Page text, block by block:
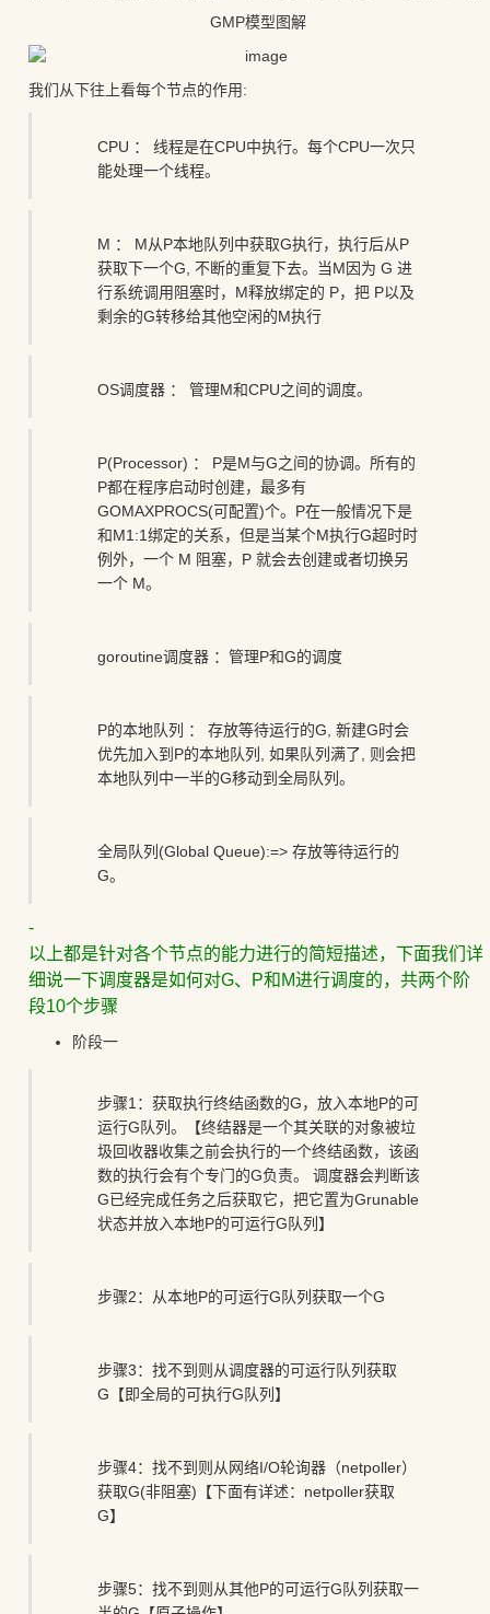
GMP模型图解
我们从下往上看每个节点的作用:
CPU ： 线程是在CPU中执行。每个CPU一次只
能处理一个线程。
M ： M从P本地队列中获取G执行，执行后从P
获取下一个G, 不断的重复下去。当M因为 G 进
行系统调用阻塞时，M释放绑定的 P，把 P以及
剩余的G转移给其他空闲的M执行
OS调度器 ： 管理M和CPU之间的调度。
P(Processor) ： P是M与G之间的协调。所有的
P都在程序启动时创建，最多有
GOMAXPROCS(可配置)个。P在一般情况下是
和M1:1绑定的关系，但是当某个M执行G超时时
例外，一个 M 阻塞，P 就会去创建或者切换另
一个 M。
goroutine调度器 ：管理P和G的调度
P的本地队列 ： 存放等待运行的G, 新建G时会
优先加入到P的本地队列, 如果队列满了, 则会把
本地队列中一半的G移动到全局队列。
全局队列(Global Queue):=> 存放等待运行的
G。
-
以上都是针对各个节点的能力进行的简短描述，下面我们详
细说一下调度器是如何对G、P和M进行调度的，共两个阶
段10个步骤
阶段一
步骤1：获取执行终结函数的G，放入本地P的可
运行G队列。【终结器是一个其关联的对象被垃
圾回收器收集之前会执行的一个终结函数，该函
数的执行会有个专门的G负责。 调度器会判断该
G已经完成任务之后获取它，把它置为Grunable
状态并放入本地P的可运行G队列】
步骤2：从本地P的可运行G队列获取一个G
步骤3：找不到则从调度器的可运行队列获取
G【即全局的可执行G队列】
步骤4：找不到则从网络I/O轮询器（netpoller）
获取G(非阻塞)【下面有详述：netpoller获取
G】
步骤5：找不到则从其他P的可运行G队列获取一